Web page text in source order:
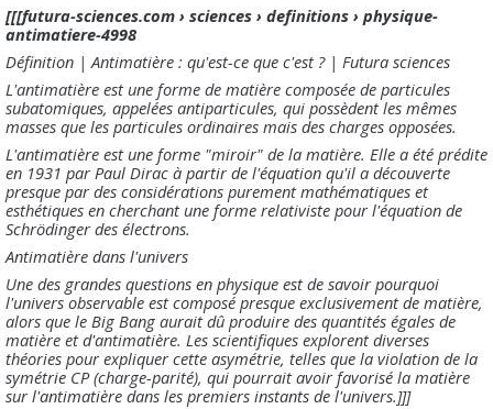
[[[futura-sciences.com › sciences › definitions › physique-
antimatiere-4998
Définition | Antimatière : qu'est-ce que c'est ? | Futura sciences
L'antimatière est une forme de matière composée de particules
subatomiques, appelées antiparticules, qui possèdent les mêmes
masses que les particules ordinaires mais des charges opposées.
L'antimatière est une forme "miroir" de la matière. Elle a été prédite
en 1931 par Paul Dirac à partir de l'équation qu'il a découverte
presque par des considérations purement mathématiques et
esthétiques en cherchant une forme relativiste pour l'équation de
Schrödinger des électrons.
Antimatière dans l'univers
Une des grandes questions en physique est de savoir pourquoi
l'univers observable est composé presque exclusivement de matière,
alors que le Big Bang aurait dû produire des quantités égales de
matière et d'antimatière. Les scientifiques explorent diverses
théories pour expliquer cette asymétrie, telles que la violation de la
symétrie CP (charge-parité), qui pourrait avoir favorisé la matière
sur l'antimatière dans les premiers instants de l'univers.]]]